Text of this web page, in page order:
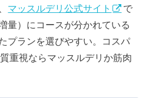
マッスルデリ公式サイト
で
量）にコースが分かれている
プランを選びやすい。コスパ
重視ならマッスルデリか筋肉